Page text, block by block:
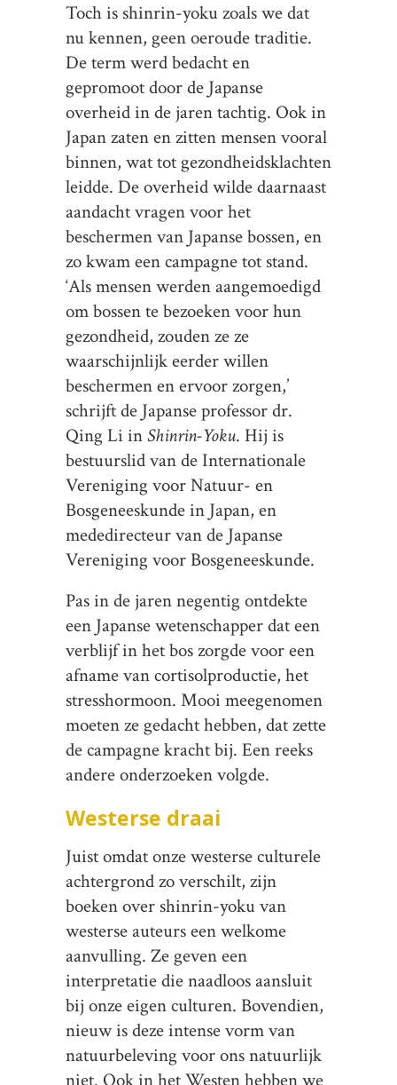
Toch is shinrin-yoku zoals we dat
nu kennen, geen oeroude traditie.
De term werd bedacht en
gepromoot door de Japanse
overheid in de jaren tachtig. Ook in
Japan zaten en zitten mensen vooral
binnen, wat tot gezondheidsklachten
leidde. De overheid wilde daarnaast
aandacht vragen voor het
beschermen van Japanse bossen, en
zo kwam een campagne tot stand.
‘Als mensen werden aangemoedigd
om bossen te bezoeken voor hun
gezondheid, zouden ze ze
waarschijnlijk eerder willen
beschermen en ervoor zorgen,’
schrijft de Japanse professor dr.
Qing Li in Shinrin-Yoku. Hij is
bestuurslid van de Internationale
Vereniging voor Natuur- en
Bosgeneeskunde in Japan, en
mededirecteur van de Japanse
Vereniging voor Bosgeneeskunde.
Pas in de jaren negentig ontdekte
een Japanse wetenschapper dat een
verblijf in het bos zorgde voor een
afname van cortisolproductie, het
stresshormoon. Mooi meegenomen
moeten ze gedacht hebben, dat zette
de campagne kracht bij. Een reeks
andere onderzoeken volgde.
Westerse draai
Juist omdat onze westerse culturele
achtergrond zo verschilt, zijn
boeken over shinrin-yoku van
westerse auteurs een welkome
aanvulling. Ze geven een
interpretatie die naadloos aansluit
bij onze eigen culturen. Bovendien,
nieuw is deze intense vorm van
natuurbeleving voor ons natuurlijk
niet. Ook in het Westen hebben we